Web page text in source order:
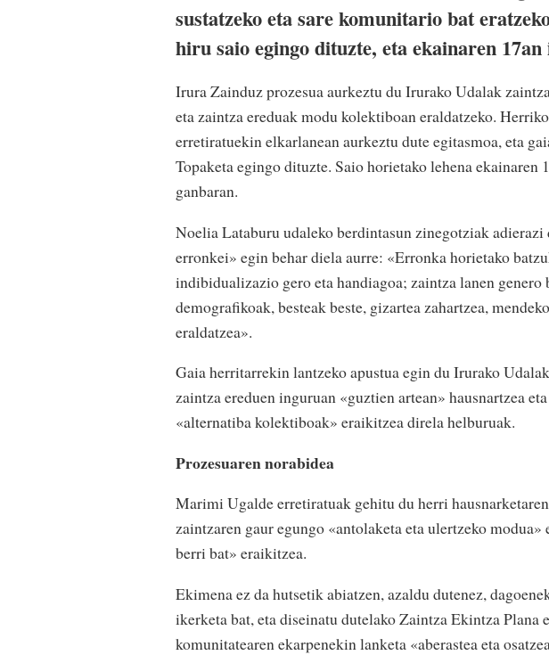
sustatzeko eta sare komunitario bat
hiru saio egingo dituzte, eta ekainaren 17an
Irura Zainduz prozesua aurkeztu du Irurako Udalak
eta zaintza ereduak modu kolektiboan eraldatzeko.
erretiratuekin elkarlanean aurkeztu dute egitasmoa, eta
Topaketa egingo dituzte. Saio horietako lehena ekainaren
ganbaran.
Noelia Lataburu udaleko berdintasun zinegotziak adierazi
erronkei» egin behar diela aurre: «Erronka horietako
indibidualizazio gero eta handiagoa; zaintza lanen genero
demografikoak, besteak beste, gizartea zahartzea,
eraldatzea».
Gaia herritarrekin lantzeko apustua egin du Irurako
zaintza ereduen inguruan «guztien artean» hausnartzea
«alternatiba kolektiboak» eraikitzea direla helburuak.
Prozesuaren norabidea
Marimi Ugalde erretiratuak gehitu du herri
zaintzaren gaur egungo «antolaketa eta ulertzeko
berri bat» eraikitzea.
Ekimena ez da hutsetik abiatzen, azaldu dutenez,
ikerketa bat, eta diseinatu dutelako Zaintza Ekintza Plana
komunitatearen ekarpenekin lanketa «aberastea eta